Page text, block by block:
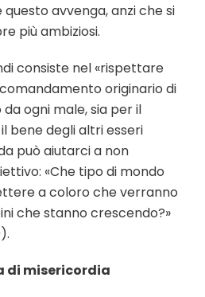
avvenga, anzi che si
più ambiziosi.
consiste nel «rispettare
originario di
ogni male, sia per il
bene degli altri esseri
può aiutarci a non
«Che tipo di mondo
a coloro che verranno
che stanno crescendo?»
di misericordia